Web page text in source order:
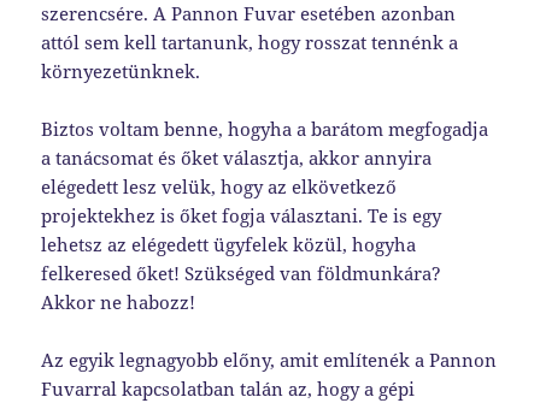
szerencsére. A Pannon Fuvar esetében azonban
attól sem kell tartanunk, hogy rosszat tennénk a
környezetünknek.
Biztos voltam benne, hogyha a barátom megfogadja
a tanácsomat és őket választja, akkor annyira
elégedett lesz velük, hogy az elkövetkező
projektekhez is őket fogja választani. Te is egy
lehetsz az elégedett ügyfelek közül, hogyha
felkeresed őket! Szükséged van földmunkára?
Akkor ne habozz!
Az egyik legnagyobb előny, amit említenék a Pannon
Fuvarral kapcsolatban talán az, hogy a gépi